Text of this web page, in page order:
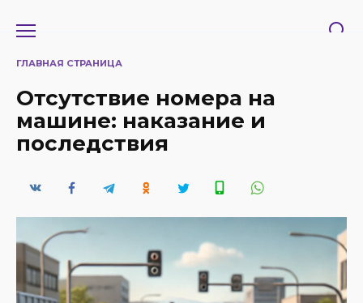
ГЛАВНАЯ СТРАНИЦА
Отсутствие номера на
машине: наказание и
последствия